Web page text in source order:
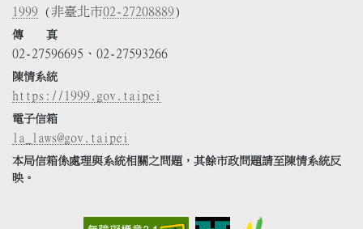
1999 (非臺北市02-27208889)
傳 真
02-27596695、02-27593266
陳情系統
https://1999.gov.taipei
電子信箱
la_laws@gov.taipei
本局信箱係處理與系統相關之問題，其餘市政問題請至陳情系統反
映。